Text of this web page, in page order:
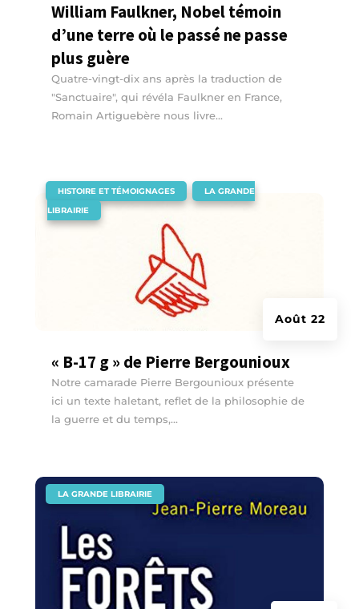
William Faulkner, Nobel témoin
d’une terre où le passé ne passe
plus guère
Quatre-vingt-dix ans après la traduction de
"Sanctuaire", qui révéla Faulkner en France,
Romain Artiguebère nous livre...
« B-17 g » de Pierre Bergounioux
Août 22
HISTOIRE ET TÉMOIGNAGES
LA GRANDE
LIBRAIRIE
Notre camarade Pierre Bergounioux présente
ici un texte haletant, reflet de la philosophie de
la guerre et du temps,...
LA GRANDE LIBRAIRIE